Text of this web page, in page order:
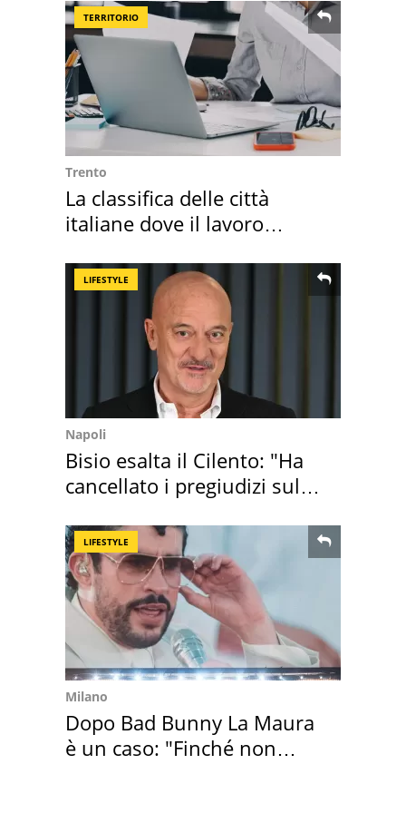
TERRITORIO
Trento
La classifica delle città
italiane dove il lavoro
LIFESTYLE
Napoli
Bisio esalta il Cilento: "Ha
cancellato i pregiudizi sul
LIFESTYLE
Milano
Dopo Bad Bunny La Maura
è un caso: "Finché non